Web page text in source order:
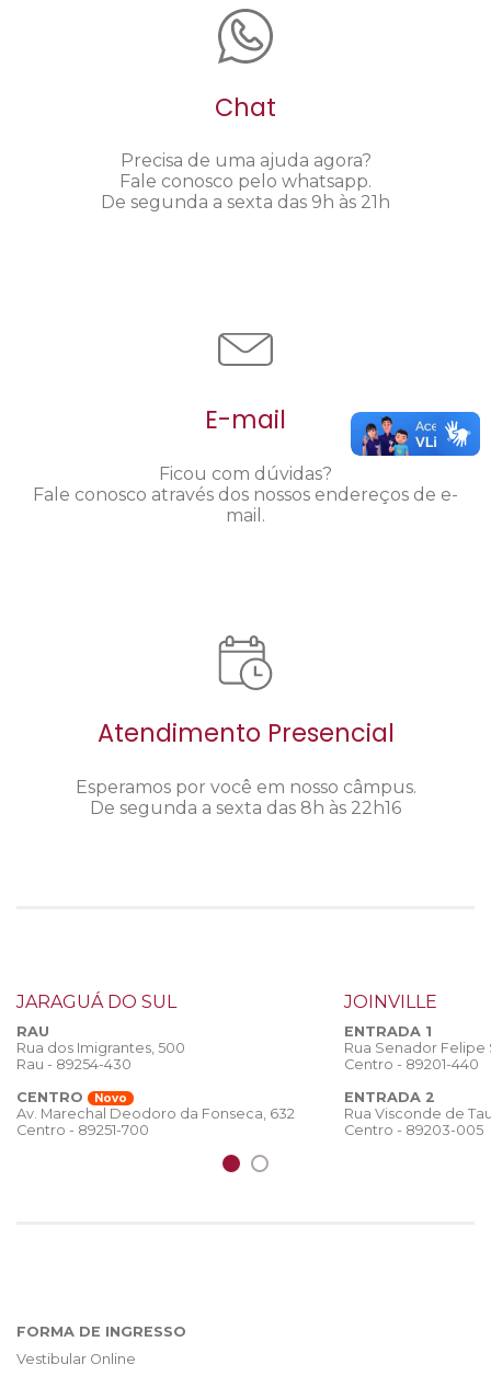
Chat
Precisa de uma ajuda agora?
Fale conosco pelo whatsapp.
De segunda a sexta das 9h às 21h
E-mail
Ficou com dúvidas?
Fale conosco através dos nossos endereços de e-
mail.
Atendimento Presencial
Esperamos por você em nosso câmpus.
De segunda a sexta das 8h às 22h16
JARAGUÁ DO SUL
RAU
Rua dos Imigrantes, 500
Rau - 89254-430
CENTRO
Novo
Av. Marechal Deodoro da Fonseca, 632
Centro - 89251-700
JOINVILLE
ENTRADA 1
Rua Senador
Centro - 89201-440
ENTRADA 2
Rua Visconde de
Centro - 89203-005
FORMA DE INGRESSO
Vestibular Online